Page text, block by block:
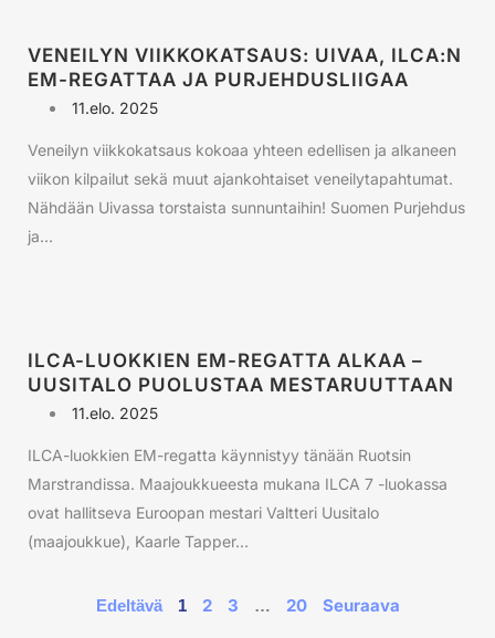
VENEILYN VIIKKOKATSAUS: UIVAA, ILCA:N
EM-REGATTAA JA PURJEHDUSLIIGAA
11.elo. 2025
Veneilyn viikkokatsaus kokoaa yhteen edellisen ja alkaneen
viikon kilpailut sekä muut ajankohtaiset veneilytapahtumat.
Nähdään Uivassa torstaista sunnuntaihin! Suomen Purjehdus
ja...
ILCA-LUOKKIEN EM-REGATTA ALKAA –
UUSITALO PUOLUSTAA MESTARUUTTAAN
11.elo. 2025
ILCA-luokkien EM-regatta käynnistyy tänään Ruotsin
Marstrandissa. Maajoukkueesta mukana ILCA 7 -luokassa
ovat hallitseva Euroopan mestari Valtteri Uusitalo
(maajoukkue), Kaarle Tapper...
Edeltävä 1 2 3 … 20 Seuraava